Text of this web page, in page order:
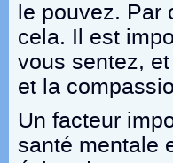
le pouvez. Par
cela. Il est
vous sentez,
et la
Un facteur
santé mentale